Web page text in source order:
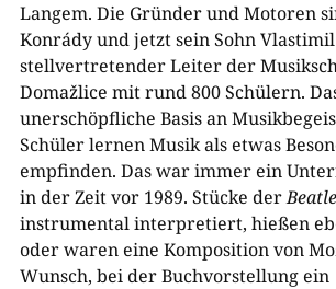
Langem. Die Gründer und Motoren
Konrády und jetzt sein Sohn
stellvertretender Leiter der
Domažlice mit rund 800 Schülern.
unerschöpfliche Basis an
Schüler lernen Musik als etwas
empfinden. Das war immer ein
in der Zeit vor 1989. Stücke der
instrumental interpretiert, hießen
oder waren eine Komposition von
Wunsch, bei der Buchvorstellung ein